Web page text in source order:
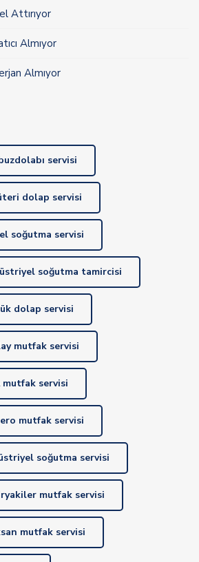
Attırıyor
Almıyor
Almıyor
servisi
dolap servisi
soğutma servisi
soğutma tamircisi
dolap servisi
mutfak servisi
mutfak servisi
mutfak servisi
soğutma servisi
mutfak servisi
mutfak servisi